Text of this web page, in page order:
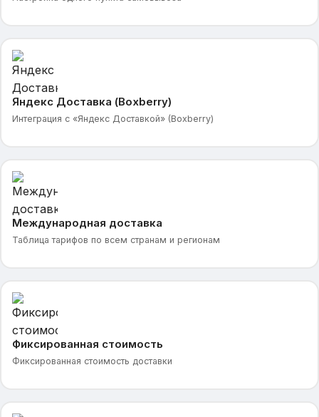
Яндекс Доставка (Boxberry)
Интеграция с «Яндекс Доставкой» (Boxberry)
Международная доставка
Таблица тарифов по всем странам и регионам
Фиксированная стоимость
Фиксированная стоимость доставки